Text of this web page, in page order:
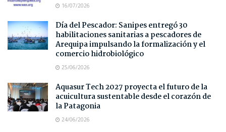
16/07/2026
Día del Pescador: Sanipes entregó 30
habilitaciones sanitarias a pescadores de
Arequipa impulsando la formalización y el
comercio hidrobiológico
25/06/2026
Aquasur Tech 2027 proyecta el futuro de la
acuicultura sustentable desde el corazón de
la Patagonia
24/06/2026